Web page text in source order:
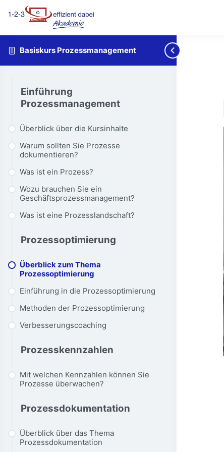
Basiskurs Prozessmanagement
Einführung
Prozessmanagement
Überblick über die Kursinhalte
Warum sollten Sie Prozesse
dokumentieren?
Was ist ein Prozess?
Wozu brauchen Sie ein
Geschäftsprozessmanagement?
Was ist eine Prozesslandschaft?
Prozessoptimierung
Überblick zum Thema
Prozessoptimierung
Einführung in die Prozessoptimierung
Methoden der Prozessoptimierung
Verbesserungscoaching
Prozesskennzahlen
Mit welchen Kennzahlen können Sie
Prozesse überwachen?
Prozessdokumentation
Überblick über das Thema
Prozessdokumentation